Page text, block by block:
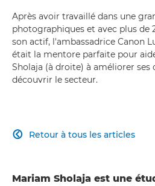
Après avoir travaillé dans une
photographiques et avec plus de
son actif, l'ambassadrice Canon
était la mentore parfaite pour
Sholaja (à droite) à améliorer ses
découvrir le secteur.
Retour à tous les articles

Mariam Sholaja est une